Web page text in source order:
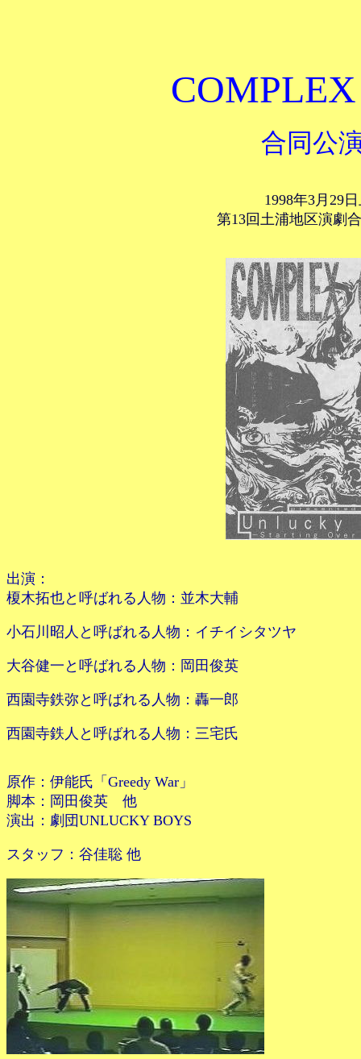
合同公
1998年3月29
第13回土浦地区演劇
出演：
榎木拓也と呼ばれる人物：並木大輔
小石川昭人と呼ばれる人物：イチイシタツヤ
大谷健一と呼ばれる人物：岡田俊英
西園寺鉄弥と呼ばれる人物：轟一郎
西園寺鉄人と呼ばれる人物：三宅氏
原作：伊能氏「Greedy War」
脚本：岡田俊英 他
演出：劇団UNLUCKY BOYS
スタッフ：谷佳聡 他